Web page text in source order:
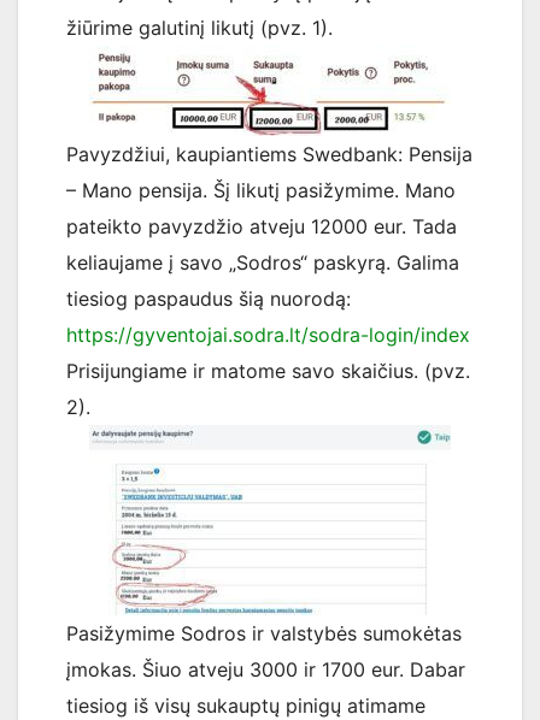
žiūrime galutinį likutį (pvz. 1).
Pavyzdžiui, kaupiantiems Swedbank: Pensija
– Mano pensija. Šį likutį pasižymime. Mano
pateikto pavyzdžio atveju 12000 eur. Tada
keliaujame į savo „Sodros“ paskyrą. Galima
tiesiog paspaudus šią nuorodą:
https://gyventojai.sodra.lt/sodra-login/index
Prisijungiame ir matome savo skaičius. (pvz.
2).
Pasižymime Sodros ir valstybės sumokėtas
įmokas. Šiuo atveju 3000 ir 1700 eur. Dabar
tiesiog iš visų sukauptų pinigų atimame